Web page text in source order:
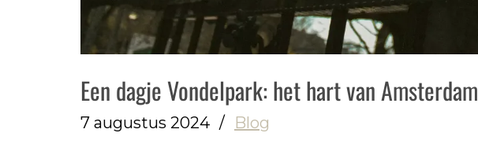
Een dagje Vondelpark: het hart van Amsterdam
7 augustus 2024 / Blog